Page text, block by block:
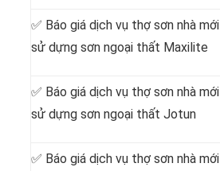
✅ Báo giá dịch vụ thợ sơn nhà mới
sử dựng sơn ngoại thất Maxilite
✅ Báo giá dịch vụ thợ sơn nhà mới
sử dựng sơn ngoại thất Jotun
✅ Báo giá dịch vụ thợ sơn nhà mới